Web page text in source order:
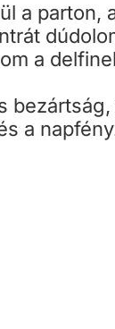
a parton,
a
a